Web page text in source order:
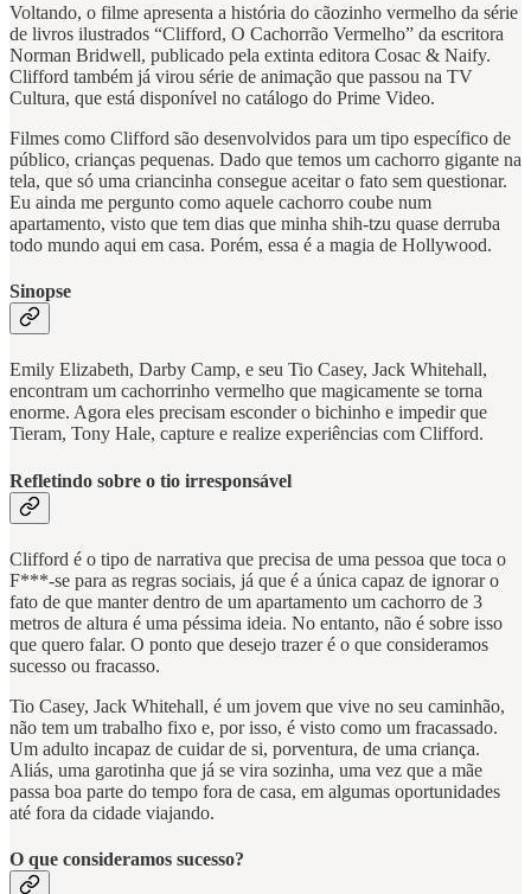
Voltando, o filme apresenta a história do cãozinho vermelho da série
de livros ilustrados “Clifford, O Cachorrão Vermelho” da escritora
Norman Bridwell, publicado pela extinta editora Cosac & Naify.
Clifford também já virou série de animação que passou na TV
Cultura, que está disponível no catálogo do Prime Video.
Filmes como Clifford são desenvolvidos para um tipo específico de
público, crianças pequenas. Dado que temos um cachorro gigante na
tela, que só uma criancinha consegue aceitar o fato sem questionar.
Eu ainda me pergunto como aquele cachorro coube num
apartamento, visto que tem dias que minha shih-tzu quase derruba
todo mundo aqui em casa. Porém, essa é a magia de Hollywood.
Sinopse
Emily Elizabeth, Darby Camp, e seu Tio Casey, Jack Whitehall,
encontram um cachorrinho vermelho que magicamente se torna
enorme. Agora eles precisam esconder o bichinho e impedir que
Tieram, Tony Hale, capture e realize experiências com Clifford.
Refletindo sobre o tio irresponsável
Clifford é o tipo de narrativa que precisa de uma pessoa que toca o
F***-se para as regras sociais, já que é a única capaz de ignorar o
fato de que manter dentro de um apartamento um cachorro de 3
metros de altura é uma péssima ideia. No entanto, não é sobre isso
que quero falar. O ponto que desejo trazer é o que consideramos
sucesso ou fracasso.
Tio Casey, Jack Whitehall, é um jovem que vive no seu caminhão,
não tem um trabalho fixo e, por isso, é visto como um fracassado.
Um adulto incapaz de cuidar de si, porventura, de uma criança.
Aliás, uma garotinha que já se vira sozinha, uma vez que a mãe
passa boa parte do tempo fora de casa, em algumas oportunidades
até fora da cidade viajando.
O que consideramos sucesso?